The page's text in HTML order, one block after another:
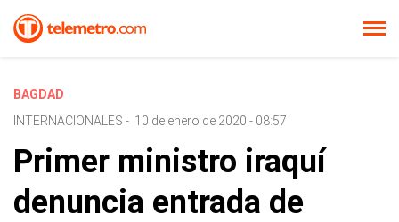
BAGDAD
INTERNACIONALES - 10 de enero de 2020 - 08:57
Primer ministro iraquí
denuncia entrada de